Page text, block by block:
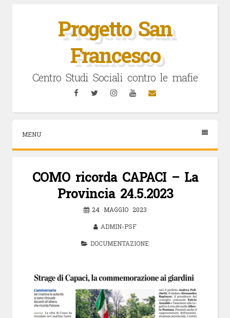
Progetto San
Francesco
Centro Studi Sociali contro le mafie
FacebookTwitterInstagramYouTubeEmail
MENU
COMO ricorda CAPACI – La
Provincia 24.5.2023
24 MAGGIO 2023
ADMIN-PSF
DOCUMENTAZIONE